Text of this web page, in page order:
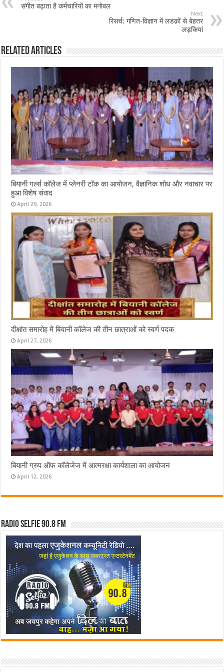
संगीत बढ़ाता है कर्मचारियों का मनोबल
Next
रिसर्च: गणित-विज्ञान में लडक़ों से बेहतर
लड़कियां
Related Articles
बियानी गर्ल्स कॉलेज में प्लेनरी टॉक का आयोजन, वैज्ञानिक शोध और नवाचार पर
हुआ विशेष संवाद
April 29, 2026
दीक्षांत समारोह में बियानी कॉलेज की तीन छात्राओं को स्वर्ण पदक
April 27, 2026
बियानी ग्रुप ऑफ कॉलेजेज में आत्मरक्षा कार्यशाला का आयोजन
April 12, 2026
Radio Selfie 90.8 FM